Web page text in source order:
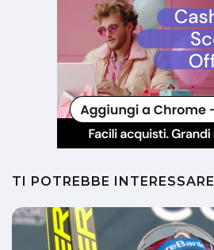
TI POTREBBE INTERESSARE